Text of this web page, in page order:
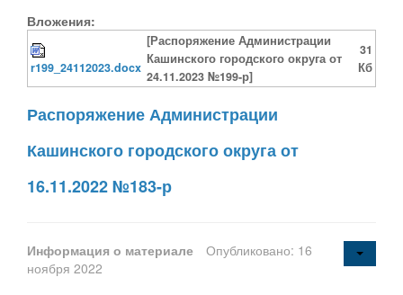
Вложения:
r199_24112023.docx
[Распоряжение Администрации
Кашинского городского округа от
24.11.2023 №199-р]
31
Кб
Распоряжение Администрации
Кашинского городского округа от
16.11.2022 №183-р
Информация о материале
Опубликовано: 16
ноября 2022